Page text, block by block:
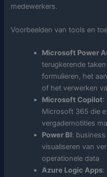
medewerkers.
Voorbeelden van tools en
Microsoft Power
terugkerende
formulieren, het
of het verwerken
Microsoft Copilot:
Microsoft 365 die
vergadernotities
Power BI:
visualiseren van
operationele data
Azure Logic Apps: